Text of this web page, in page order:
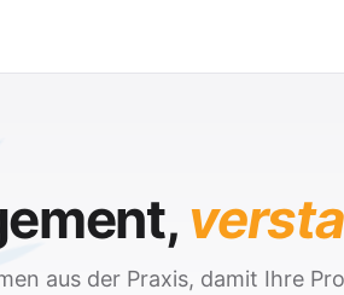
aus der Praxis, damit Ihre